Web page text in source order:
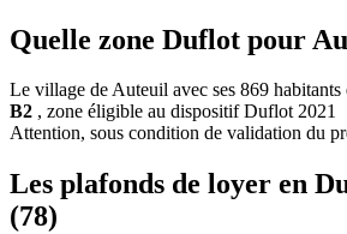
Quelle zone Duflot pour
Le village de Auteuil avec ses 869 habitants
B2 , zone éligible au dispositif Duflot 2021
Attention, sous condition de validation du
Les plafonds de loyer en
(78)